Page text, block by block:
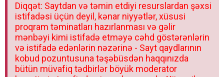
Diqqət: Saytdan və təmin etdiyi resurslardan şəxsi
istifadəsi üçün deyil, kənar niyyətlər, xüsusi
proqram təminatları hazırlanması və gəlir
mənbəyi kimi istifadə etməyə cəhd göstərənlərin
və istifadə edənlərin nəzərinə - Sayt qaydlarının
kobud pozuntusuna təşəbüsdən haqqınızda
bütün müvafiq tədbirlər böyük moderator